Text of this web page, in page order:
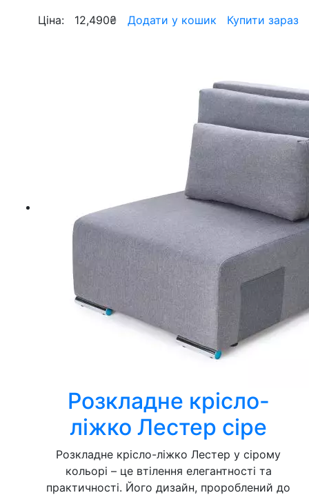
Ціна:
12,490₴ Додати у кошик Купити зараз
Розкладне крісло-
ліжко Лестер сіре
Розкладне крісло-ліжко Лестер у сірому
кольорі – це втілення елегантності та
практичності. Його дизайн, пророблений до